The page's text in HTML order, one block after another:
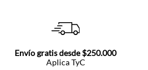
Envío gratis desde $250.000
Aplica TyC